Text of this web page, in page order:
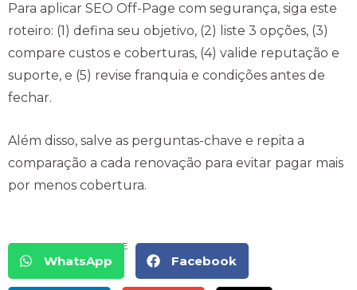
Para aplicar SEO Off-Page com segurança, siga este
roteiro: (1) defina seu objetivo, (2) liste 3 opções, (3)
compare custos e coberturas, (4) valide reputação e
suporte, e (5) revise franquia e condições antes de
fechar.
Além disso, salve as perguntas-chave e repita a
comparação a cada renovação para evitar pagar mais
por menos cobertura.
COMPARTILHE
WhatsApp Facebook